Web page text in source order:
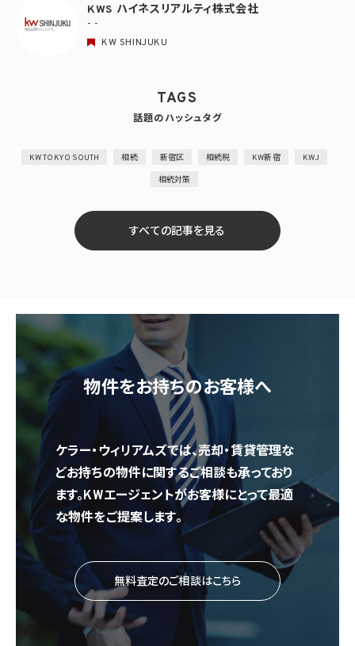
KWS ハイネスリアルティ株式会社
- -
KW SHINJUKU
TAGS
話題のハッシュタグ
KW TOKYO SOUTH 相続 新宿区 相続税 KW新宿 KWJ
相続対策
すべての記事を見る
物件をお持ちのお客様へ
ケラー・ウィリアムズでは、売却・賃貸管理な
どお持ちの物件に関するご相談も承っており
ます。KWエージェントがお客様にとって最適
な物件をご提案します。
無料査定のご相談はこちら